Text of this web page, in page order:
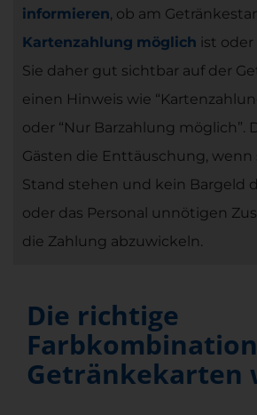
informieren, ob am
Kartenzahlung möglich ist
Sie daher gut sichtbar auf der
einen Hinweis wie
oder “Nur Barzahlung möglich”.
Gästen die Enttäuschung, wenn
Stand stehen und kein Bargeld
oder das Personal unnötigen
die Zahlung abzuwickeln.
Die richtige
Getränkekarten